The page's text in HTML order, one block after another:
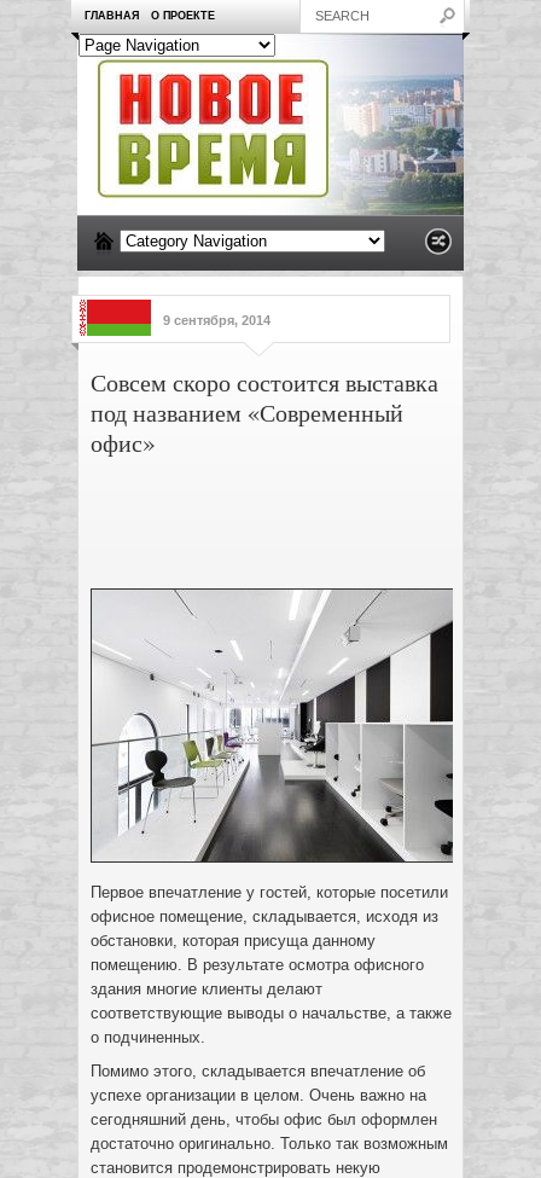
ГЛАВНАЯ О ПРОЕКТЕ
9 сентября, 2014
Совсем скоро состоится выставка
под названием «Современный
офис»
Первое впечатление у гостей, которые посетили
офисное помещение, складывается, исходя из
обстановки, которая присуща данному
помещению. В результате осмотра офисного
здания многие клиенты делают
соответствующие выводы о начальстве, а также
о подчиненных.
Помимо этого, складывается впечатление об
успехе организации в целом. Очень важно на
сегодняшний день, чтобы офис был оформлен
достаточно оригинально. Только так возможным
становится продемонстрировать некую